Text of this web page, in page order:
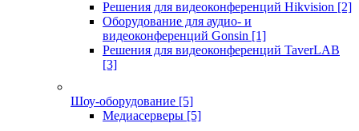
Решения для видеоконференций Hikvision [2]
Оборудование для аудио- и
видеоконференций Gonsin [1]
Решения для видеоконференций TaverLAB
[3]
Шоу-оборудование [5]
Медиасерверы [5]